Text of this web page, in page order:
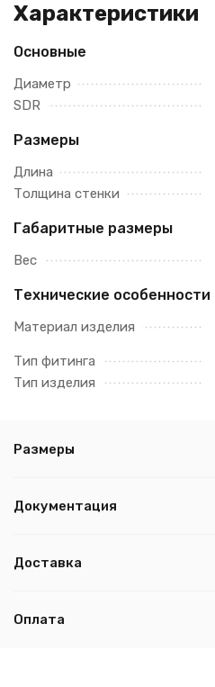
Характеристики
Основные
Диаметр
SDR
Размеры
Длина
Толщина стенки
Габаритные размеры
Вес
Технические особенности
Материал изделия
Тип фитинга
Тип изделия
Размеры
Документация
Доставка
Оплата